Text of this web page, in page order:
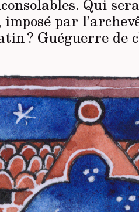
Qui
imposé par
? Guéguerre de